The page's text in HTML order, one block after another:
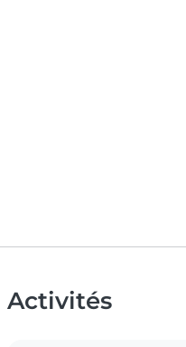
Activités